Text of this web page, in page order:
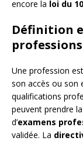
encore la loi du
Définition
Une profession
son accès ou son
qualifications
peuvent prendre
d’examens
validée. La